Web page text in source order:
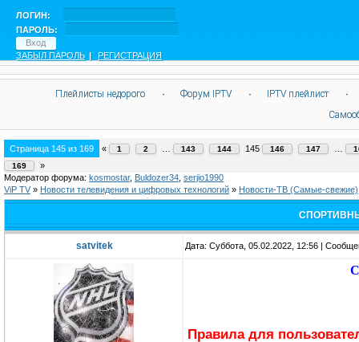
ЛОГИН:
ПАРОЛЬ:
ЗАБЫЛ ПАРОЛЬ | РЕГИСТРАЦИЯ
Плейлисты недорого · Форум IPTV · IPTV плейлист
·
Страница 145 из 169 « 1 2 143 144 145 146 147
169
»
Модератор форума: kosmostar, Buldozer34 serjio1990
ViP TV » Новости телевидения и цифровых технологий » Новости-ТВ (Самые-свежие)
satvitek Дата: Суббота, 05.02.2022, 12:56 |
Правила для